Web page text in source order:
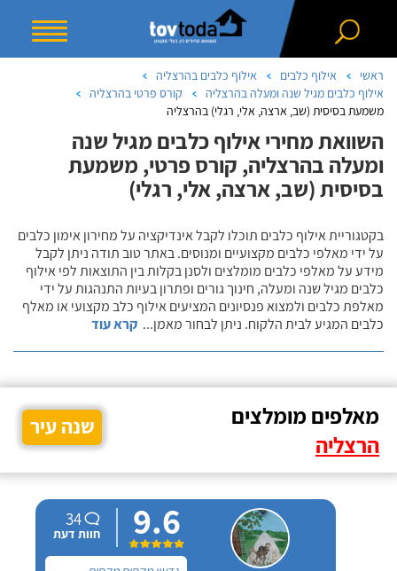
ראשי אילוף כלבים
אילוף כלבים בהרצליה
אילוף כלבים מגיל שנה ומעלה בהרצליה
קורס פרטי בהרצליה
משמעת בסיסית (שב, ארצה, אלי, רגלי) בהרצליה
השוואת מחירי אילוף כלבים מגיל שנה
ומעלה בהרצליה, קורס פרטי, משמעת
בסיסית (שב, ארצה, אלי, רגלי)
בקטגוריית אילוף כלבים תוכלו לקבל אינדיקציה על מחירון אימון כלבים
על ידי מאלפי כלבים מקצועיים ומנוסים. באתר טוב תודה ניתן לקבל
מידע על מאלפי כלבים מומלצים ולסנן בקלות בין התוצאות לפי אילוף
כלבים מגיל שנה ומעלה, חינוך גורים ופתרון בעיות התנהגות על ידי
מאלפת כלבים ולמצוא פנסיונים המציעים אילוף כלב מקצועי או מאלף
כלבים המגיע לבית הלקוח. ניתן לבחור מאמן... קרא עוד
מאלפים מומלצים
הרצליה
שנה עיר
9.6
34
חוות דעת